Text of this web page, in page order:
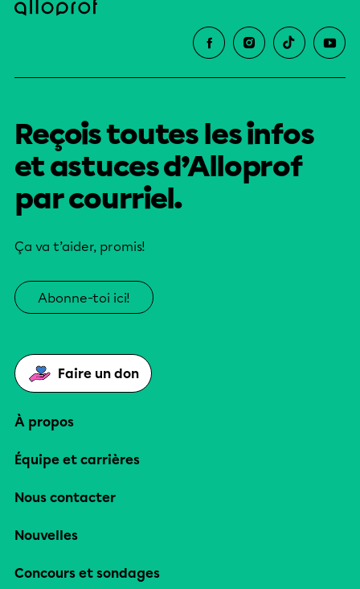
Reçois toutes les infos
et astuces d’Alloprof
par courriel.
Ça va t’aider, promis!
Abonne-toi ici!
Faire un don
À propos
Équipe et carrières
Nous contacter
Nouvelles
Concours et sondages